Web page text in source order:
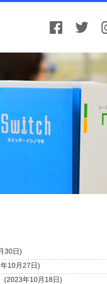
30日)
10月27日)
(2023年10月18日)